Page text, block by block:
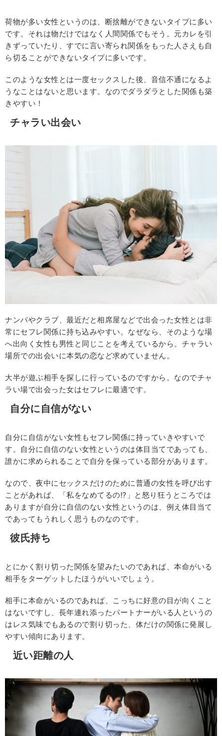
荷物が多い女性というのは、断捨離ができないタイプに多い
です。それは物だけではなく人間関係でもそう。元カレを引
きずっていたり、すでに言い寄られ関係をもった人さえも自
ら切ることができないタイプに多いです。
このような女性とは一度セックスした後、音信不通になるよ
うなことはないと思います。なのでダラダラとした関係も築
きやすい！
チャラい出会い
ナンパやクラブ、最近だと相席屋などで出会った女性とは非
常にセフレ関係に持ち込みやすい。なぜなら、そのような場
へ出向く女性も男性と同じことを考えているから。チャラい
場所での出会いに本気の恋など求めていません。
大半が遊ぶ相手を探しに行っているのですから。なのでチャ
ラい場で出会った女はセフレに最適です。
自分に自信がない
自分に自信がない女性もセフレ関係に持っていきやすいで
す。自分に自信のない女性というのは体目当てであっても、
誰かに求められることで自分を保っている部分があります。
なので、夜中にセックスだけのために普通の女性を呼び出す
ことがあれば、「私をなめてるの!?」と怒り狂うところでは
ありますが自分に自信のない女性というのは、例え体目当て
であってもうれしく思うものなのです。
彼氏持ち
とにかく割り切った関係を望みたいのであれば、本命がいる
相手をターゲットしたほうがいいでしょう。
相手に本命がいるのであれば、こっちに好意の目が向くこと
はないですし、長年連れ添ったパートナーがいる人というの
はレス気味でもあるので割り切った、体だけの関係に発展し
やすい傾向にあります。
近い距離の人